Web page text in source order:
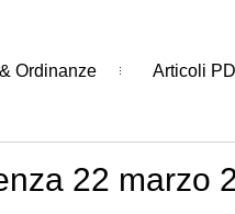
Ordinanze Articoli
22 marzo